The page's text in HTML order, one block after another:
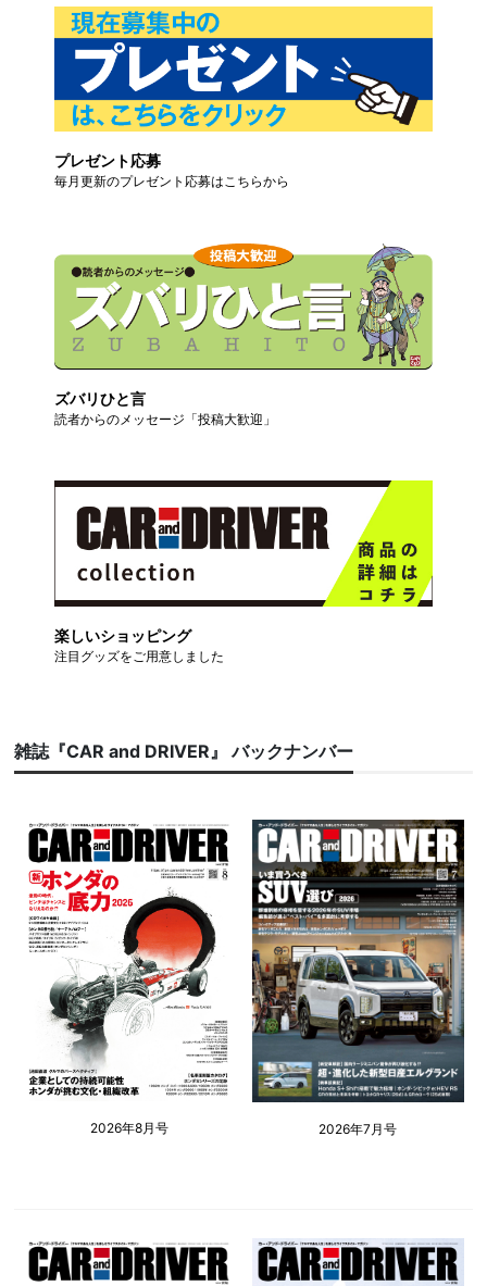
プレゼント応募
毎月更新のプレゼント応募はこちらから
ズバリひと言
読者からのメッセージ「投稿大歓迎」
楽しいショッピング
注目グッズをご用意しました
雑誌『CAR and DRIVER』 バックナンバー
2026年8月号 2026年7月号